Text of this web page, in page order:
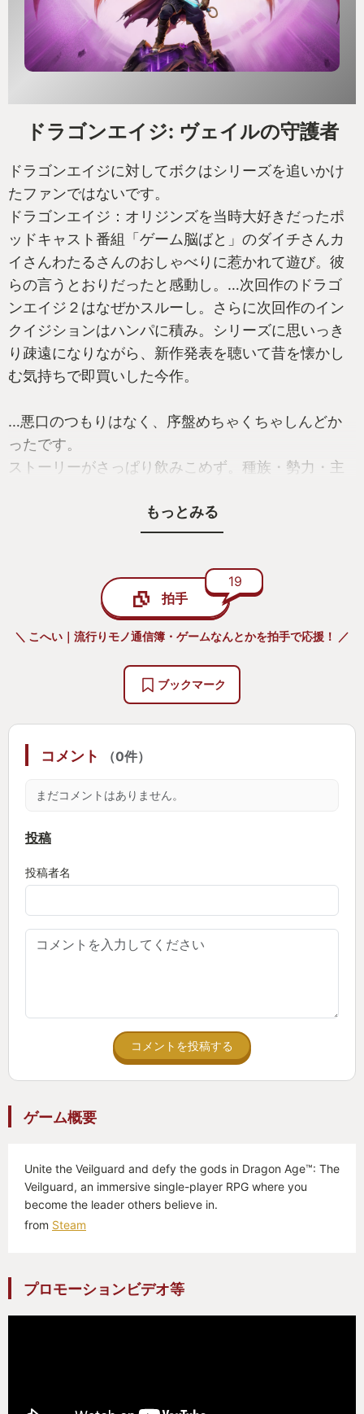
の気持ちが前面に出た誰だっけでした。FF7リメイク
を遊んだ時、ローチェはいったいなんだったんだと
思っていました。この役回りって別にタークスでも
良くね？そんなこと思ってました。でもそうじゃな
かったんですね。ネタバレになるから言えませんけ
ど、ローチェにはローチェの役割があった。こうい
う納得感があると嬉しいですね。
そしてジョニー。ジョニーと再会した時も同じよう
なことを思い出しました。でもジョニーはローチェ
とはちょっと違う役回りでしたね。ジョニーがジョ
ニー軍団になった時には笑っちゃいました。ジョニ
ーがFF7原作に登場していたのかは正直さっぱり覚え
ていないんですが、そうだよなFFってこういうノリ
を出す一面もあるよね！とジョニーがFF7の一面を体
を張って表現してくれていました。次回作でもアニ
キィ…そりゃないぜ～って言われたい。次回作を遊
ぶときには彼のことを忘れていないようにしたいな
【フィーラー。運命の番人。ウェポン。ザック
ス。】
時と、FF7リバースを遊んだ時でまたちょっと感覚が
違っています。FF7リバースの物語の中で明かされた
怪しいのでヘタなことは書きませんが…FF7リバース
を遊んだ中で「運命に立ち向かう」という意味合い
を何度か考えることになりまして。FF7原作で悲しき
運命を辿ったエアリス。エアリスのことがどうした
って意識させられますが、それだけじゃないよな
と。バレットのアレだって。ティファのアレも。ナ
だけで、他のキャラクターもみんなそうなんですよ
FF7リメイクでフィーラーという存在を知った時、な
もFF7リバースを遊ぶ中で、意外とそうでもないのか
ってFF7原作があるからこそ、より真に迫って描ける
テーマなのかもねと。そんなことを思いました。ま
幸せであってほしい。そんなことを思うからこそ、
多少くさい演出であっても運命と向き合う様を期待
したいなと思えるようになりました。
…まだまだいろんなことありました。
FF7リバースは話尽くせない。クイーンズブラッドと
トーリーの話とかも書きたい。もちろんエアリスの
アレな話も書きたい。さすがにめんどくさくなって
リバースの方では腹筋ミニゲームをサボったことと
しましたが要約すると「FF7リバースはすごい」。そ
ドラゴンエイジ: ヴェイルの守護者
ドラゴンエイジに対してボクはシリーズを追いかけ
たファンではないです。
ドラゴンエイジ：オリジンズを当時大好きだったポ
ッドキャスト番組「ゲーム脳ばと」のダイチさんカ
イさんわたるさんのおしゃべりに惹かれて遊び。彼
らの言うとおりだったと感動し。…次回作のドラゴ
ンエイジ２はなぜかスルーし。さらに次回作のイン
クイジションはハンパに積み。シリーズに思いっき
り疎遠になりながら、新作発表を聴いて昔を懐かし
む気持ちで即買いした今作。
…悪口のつもりはなく、序盤めちゃくちゃしんどか
ったです。
ストーリーがさっぱり飲みこめず。種族・勢力・主
語が飛び交うだけのストーリーでした。
「ファルシのルシがコクーンでパージ！」はこの感
覚だったのかもなぁと思うなど）
ほとんど悪口みたいなことを書いていますが…序盤
の飲みこみづらさを超えた先に大満足のゲームプレ
った序盤からは考えられないほどの逆転っぷり。仲
間たち全員を大切な仲間だと感じることができ、そ
ームなんとか」の中で、一生懸命話しましたので、
なので。こんな締めくくり方をしたかったんです。
もっとみる
拍手
19
＼ こへい｜流行りモノ通信簿・ゲームなんとかを拍手で応援！ ／
ブックマーク
コメント （0件）
まだコメントはありません。
投稿
投稿者名
コメントを投稿する
ゲーム概要
Unite the Veilguard and defy the gods in Dragon Age™: The
Veilguard, an immersive single-player RPG where you
become the leader others believe in.
from Steam
プロモーションビデオ等